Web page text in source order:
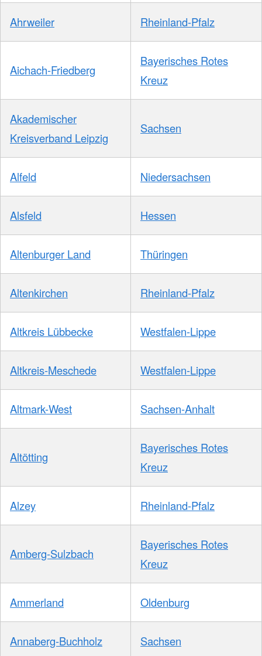
Ahrweiler Rheinland-Pfalz
Aichach-Friedberg
Bayerisches Rotes
Kreuz
Akademischer
Kreisverband Leipzig
Sachsen
Alfeld Niedersachsen
Alsfeld Hessen
Altenburger Land Thüringen
Altenkirchen Rheinland-Pfalz
Altkreis Lübbecke Westfalen-Lippe
Altkreis-Meschede Westfalen-Lippe
Altmark-West Sachsen-Anhalt
Altötting
Bayerisches Rotes
Kreuz
Alzey Rheinland-Pfalz
Amberg-Sulzbach
Bayerisches Rotes
Kreuz
Ammerland Oldenburg
Annaberg-Buchholz Sachsen